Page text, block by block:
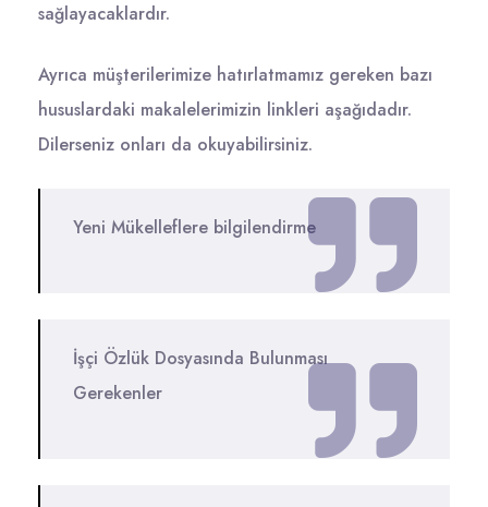
sağlayacaklardır.
Ayrıca müşterilerimize hatırlatmamız gereken bazı
hususlardaki makalelerimizin linkleri aşağıdadır.
Dilerseniz onları da okuyabilirsiniz.
Yeni Mükelleflere bilgilendirme
İşçi Özlük Dosyasında Bulunması
Gerekenler